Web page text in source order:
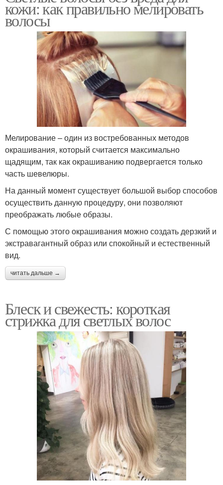
кожи: как правильно мелировать
волосы
Мелирование – один из востребованных методов
окрашивания, который считается максимально
щадящим, так как окрашиванию подвергается только
часть шевелюры.
На данный момент существует большой выбор способов
осуществить данную процедуру, они позволяют
преображать любые образы.
С помощью этого окрашивания можно создать дерзкий и
экстравагантный образ или спокойный и естественный
вид.
читать дальше →
Блеск и свежесть: короткая
стрижка для светлых волос